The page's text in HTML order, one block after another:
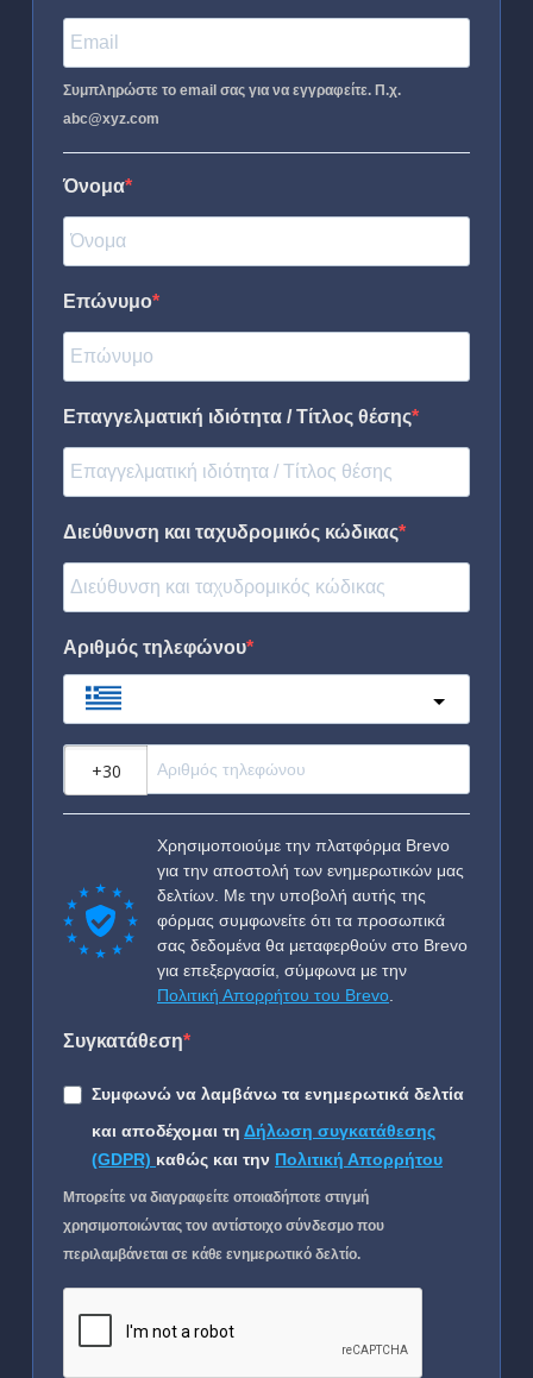
Συμπληρώστε το email σας για να εγγραφείτε. Π.χ.
abc@xyz.com
Όνομα
Επώνυμο
Επαγγελματική ιδιότητα / Τίτλος θέσης
Διεύθυνση και ταχυδρομικός κώδικας
Αριθμός τηλεφώνου
Χρησιμοποιούμε την πλατφόρμα Brevo
για την αποστολή των ενημερωτικών μας
δελτίων. Με την υποβολή αυτής της
φόρμας συμφωνείτε ότι τα προσωπικά
σας δεδομένα θα μεταφερθούν στο Brevo
για επεξεργασία, σύμφωνα με την
Πολιτική Απορρήτου του Brevo
Συγκατάθεση
Συμφωνώ να λαμβάνω τα ενημερωτικά δελτία
και αποδέχομαι τη Δήλωση συγκατάθεσης
(GDPR) καθώς και την Πολιτική Απορρήτου
Μπορείτε να διαγραφείτε οποιαδήποτε στιγμή
χρησιμοποιώντας τον αντίστοιχο σύνδεσμο που
περιλαμβάνεται σε κάθε ενημερωτικό δελτίο.